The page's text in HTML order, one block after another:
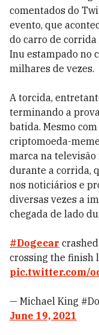
comentados do
evento, que
do carro de
Inu estampado no
milhares de vezes.
A torcida,
terminando a
batida. Mesmo
criptomoeda-
marca na
durante a corrida,
nos noticiários e
diversas vezes a
chegada de lado
#Dogecar
crossing the finish
pic.twitter.com/
— Michael King
June 19, 2021